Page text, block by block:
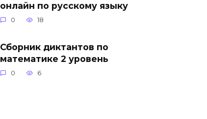
онлайн по русскому языку
0 18
Сборник диктантов по
математике 2 уровень
0 6